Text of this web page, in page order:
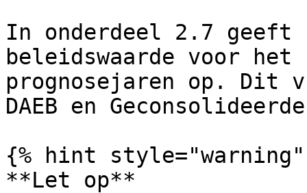
In onderdeel 2.7
beleidswaarde voor
prognosejaren op. Dit
DAEB en
{% hint style="warning"
**Let op**